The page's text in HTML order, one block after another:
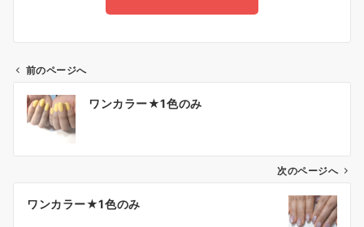
前のページへ
ワンカラー★1色のみ
次のページへ
ワンカラー★1色のみ